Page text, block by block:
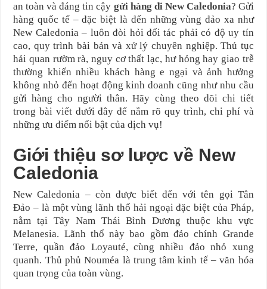
an toàn và đáng tin cậy gửi hàng đi New Caledonia? Gửi
hàng quốc tế – đặc biệt là đến những vùng đảo xa như
New Caledonia – luôn đòi hỏi đối tác phải có độ uy tín
cao, quy trình bài bản và xử lý chuyên nghiệp. Thủ tục
hải quan rườm rà, nguy cơ thất lạc, hư hỏng hay giao trễ
thường khiến nhiều khách hàng e ngại và ảnh hưởng
không nhỏ đến hoạt động kinh doanh cũng như nhu cầu
gửi hàng cho người thân. Hãy cùng theo dõi chi tiết
trong bài viết dưới đây để nắm rõ quy trình, chi phí và
những ưu điểm nổi bật của dịch vụ!
Giới thiệu sơ lược về New
Caledonia
New Caledonia – còn được biết đến với tên gọi Tân
Đảo – là một vùng lãnh thổ hải ngoại đặc biệt của Pháp,
nằm tại Tây Nam Thái Bình Dương thuộc khu vực
Melanesia. Lãnh thổ này bao gồm đảo chính Grande
Terre, quần đảo Loyauté, cùng nhiều đảo nhỏ xung
quanh. Thủ phủ Nouméa là trung tâm kinh tế – văn hóa
quan trọng của toàn vùng.